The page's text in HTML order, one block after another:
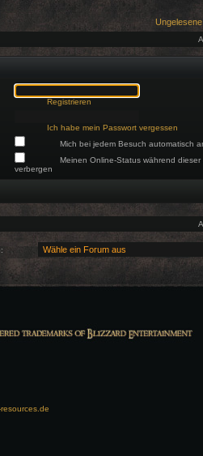
Registrieren
Ich habe mein Passwort vergessen
Mich bei jedem Besuch automatisch
Meinen Online-Status während dieser
verbergen